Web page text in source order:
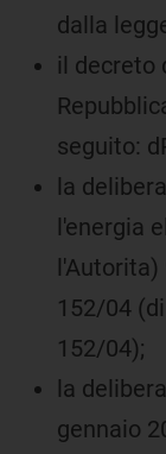
dalla
il decreto
seguito:
la
l'energia
l'Autorita)
152/04
152/04);
la
gennaio